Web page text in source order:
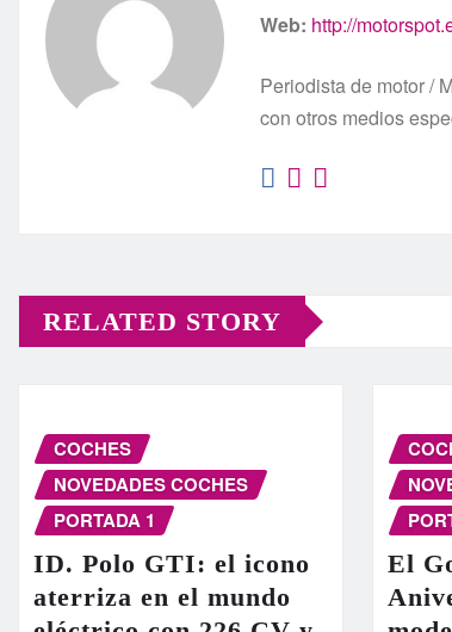
Web: http://
Periodista de motor /
con otros medios
RELATED STORY
COCHES
NOVEDADES COCHES
PORTADA 1
ID. Polo GTI: el icono
aterriza en el mundo
El